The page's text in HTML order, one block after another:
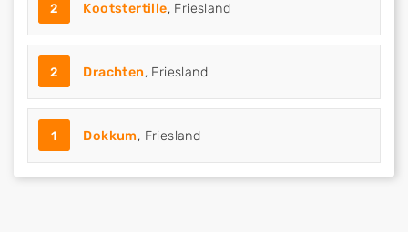
2 Kootstertille, Friesland
2 Drachten, Friesland
1 Dokkum, Friesland